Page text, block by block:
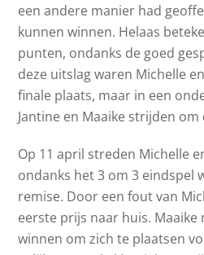
een andere manier had
kunnen winnen. Helaas
punten, ondanks de goed
deze uitslag waren Michelle
finale plaats, maar in een
Jantine en Maaike strijden
Op 11 april streden Michelle
ondanks het 3 om 3 eindspel
remise. Door een fout van
eerste prijs naar huis. Maaike
winnen om zich te plaatsen